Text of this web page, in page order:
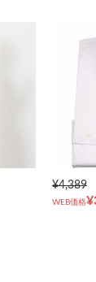
¥4,389
WEB価格